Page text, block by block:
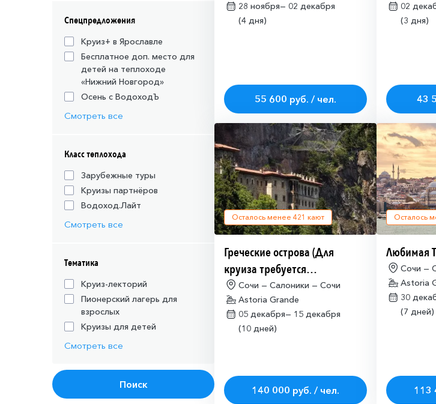
Спецпредложения
Круиз+ в Ярославле
Бесплатное доп. место для
детей на теплоходе
«Нижний Новгород»
Осень с ВодоходЪ
Смотреть все
Класс теплохода
Зарубежные туры
Круизы партнёров
Водоход.Лайт
Смотреть все
Тематика
Круиз-лекторий
Пионерский лагерь для
взрослых
Круизы для детей
Смотреть все
Поиск
28 ноября— 02 декабря
(4 дня)
55 600 руб. / чел.
02
(3 дня)
43
Осталось менее 421 кают
Греческие острова (Для
круиза требуется
действующая многократная
шенгенская виза)
Сочи — Салоники — Сочи
Astoria Grande
05 декабря— 15 декабря
(10 дней)
140 000 руб. / чел.
Осталось
Любимая
Сочи —
Astoria
30
(7 дней)
113